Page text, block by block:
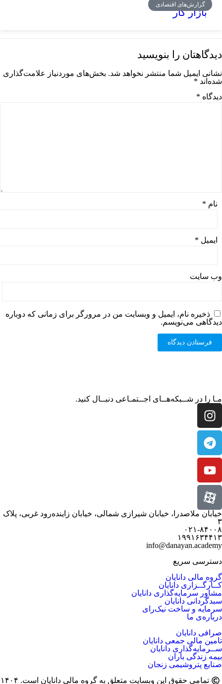
گزارش‌های اقتصادی
بازار کار
دیدگاهتان را بنویسید
نشانی ایمیل شما منتشر نخواهد شد. بخش‌های موردنیاز علامت‌گذاری
شده‌اند *
دیدگاه *
نام *
ایمیل *
وب‌ سایت
ذخیره نام، ایمیل و وبسایت من در مرورگر برای زمانی که دوباره
دیدگاهی می‌نویسم.
مـا را در شــبکه‌هــای اجــتمـاعی دنبــال کنید.
خیابان ملاصدرا، خیابان شیرازی شمالی، خیابان زاینده‌رود غربی، پلاک
۳
۰۲۱-۸۴۰۰۸
۱۹۹۱۶۳۴۴۱۳
info@danayan.academy
دسترسی سریع
گروه مالی دانایان
کــارگــزاری دانایان
مشاور سرمایه‌گذاری دانایان
سبدگردانی دانایان
سرمایه و ساخت نیک‌رای
درباره‌ی ما
صرافی دانایان
تامین مالی جمعی دانایان
ســرمایه‌گذاری دانایان
بیمه زندگی باران
صنایع پتروشیمی زنجان
تمامی حقوق این وبسایت متعلق به گروه مالی دانایان است. ۱۴۰۴